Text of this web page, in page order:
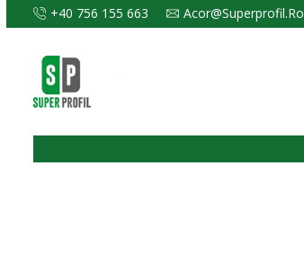
+40 756 155 663 Acor@superprofil.ro